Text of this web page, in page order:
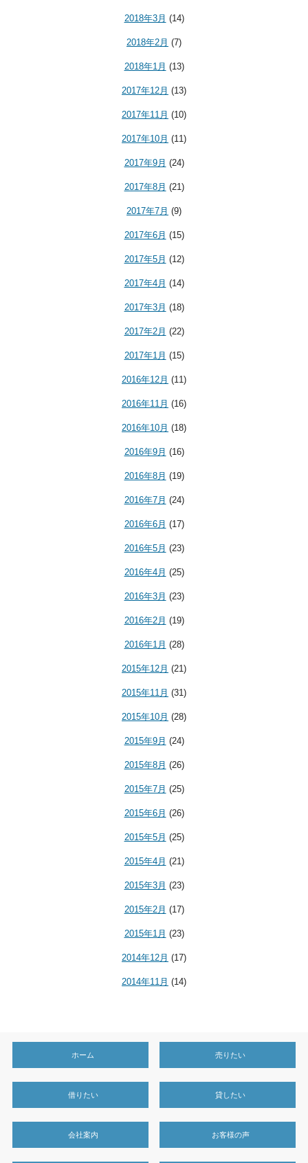
2018年3月 (14)
2018年2月 (7)
2018年1月 (13)
2017年12月 (13)
2017年11月 (10)
2017年10月 (11)
2017年9月 (24)
2017年8月 (21)
2017年7月 (9)
2017年6月 (15)
2017年5月 (12)
2017年4月 (14)
2017年3月 (18)
2017年2月 (22)
2017年1月 (15)
2016年12月 (11)
2016年11月 (16)
2016年10月 (18)
2016年9月 (16)
2016年8月 (19)
2016年7月 (24)
2016年6月 (17)
2016年5月 (23)
2016年4月 (25)
2016年3月 (23)
2016年2月 (19)
2016年1月 (28)
2015年12月 (21)
2015年11月 (31)
2015年10月 (28)
2015年9月 (24)
2015年8月 (26)
2015年7月 (25)
2015年6月 (26)
2015年5月 (25)
2015年4月 (21)
2015年3月 (23)
2015年2月 (17)
2015年1月 (23)
2014年12月 (17)
2014年11月 (14)
ホーム 売りたい
借りたい 貸したい
会社案内 お客様の声